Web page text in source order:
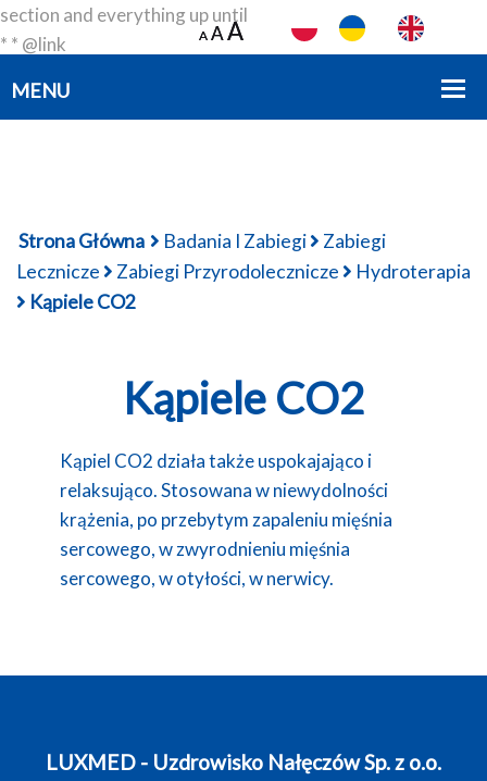
section and everything up until
* * @link
files/#template-partials * * @package smartdev */?>
A AA
A AA
Strona Główna Badania I Zabiegi
Zabiegi
Lecznicze
Zabiegi Przyrodolecznicze
Hydroterapia
Kąpiele CO2
Kąpiele CO2
Kąpiel CO2 działa także uspokajająco i
relaksująco. Stosowana w niewydolności
krążenia, po przebytym zapaleniu mięśnia
sercowego, w zwyrodnieniu mięśnia
sercowego, w otyłości, w nerwicy.
LUXMED - Uzdrowisko Nałęczów Sp. z o.o.